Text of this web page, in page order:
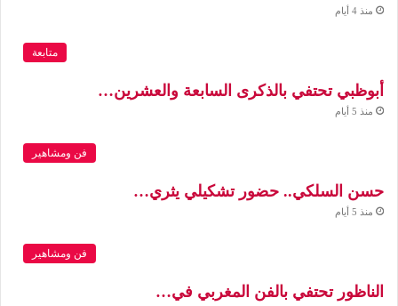
منذ 4 أيام
متابعة
أبوظبي تحتفي بالذكرى السابعة والعشرين…
منذ 5 أيام
فن ومشاهير
حسن السلكي.. حضور تشكيلي يثري…
منذ 5 أيام
فن ومشاهير
الناظور تحتفي بالفن المغربي في…